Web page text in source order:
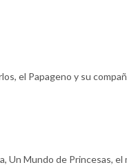
el Papageno y su
Un Mundo de Princesas,